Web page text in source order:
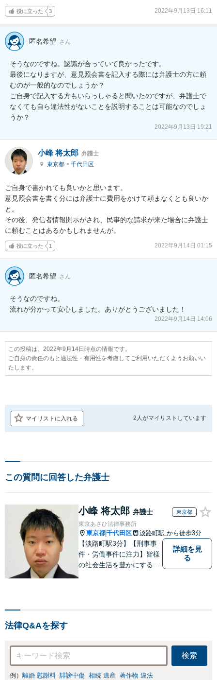
役に立った 3 2022年9月13日 16:11
匿名希望 さん
そうなのですね。認識が合っていて良かったです。
最後になりますが、意見照会書を記入する際には弁護士の方に頼
むのが一般的なのでしょうか？
ご自身で記入する方もいらっしゃると聞いたのですが、弁護士で
なくても自ら違法性がないことを説明することは可能なのでしょ
うか？
2022年9月13日 19:21
小峰 将太郎 弁護士
東京都 > 千代田区
ご自身で書かれても良いかと思います。
意見照会書を書く分には弁護士に費用をかけて頼まなくとも良いか
と。
その後、発信者情報開示がされ、民事的な請求が来た場合に弁護士
に頼むことはあるかもしれませんが。
役に立った 1 2022年9月14日 01:15
匿名希望 さん
そうなのですね。
流れが分かって安心しました。ありがとうございました！
2022年9月14日 14:06
この投稿は、2022年9月14日時点の情報です。
ご自身の責任のもと適法性・有用性を考慮してご利用いただくようお願いい
たします。
マイリストに入れる 2人がマイリストしています
この質問に回答した弁護士
小峰 将太郎 弁護士 東京都
東京あさひ法律事務所
東京都 千代田区 淡路町駅 から徒歩3分
【淡路町駅3分】【刑事事
件・労働事件に注力】皆様
の社会生活を豊かにするた
詳細を見
る
法律Q&Aを探す
検索
例） 離婚 慰謝料 誹謗中傷 相続 遺産 著作物 違法